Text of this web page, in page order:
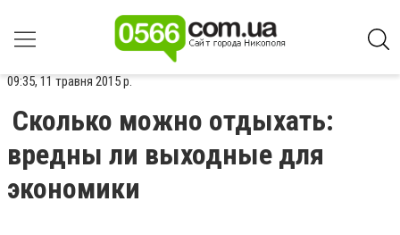
09:35, 11 травня 2015 р.
Сколько можно отдыхать:
вредны ли выходные для
экономики